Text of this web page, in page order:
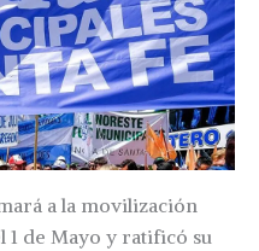
a la movilización
1 de Mayo y ratificó su